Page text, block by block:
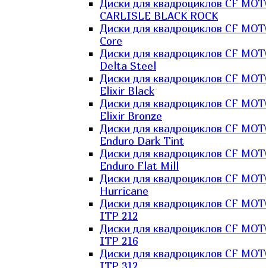
Диски для квадроциклов CF
CARLISLE BLACK ROCK
Диски для квадроциклов CF
Core
Диски для квадроциклов CF
Delta Steel
Диски для квадроциклов CF
Elixir Black
Диски для квадроциклов CF
Elixir Bronze
Диски для квадроциклов CF
Enduro Dark Tint
Диски для квадроциклов CF
Enduro Flat Mill
Диски для квадроциклов CF
Hurricane
Диски для квадроциклов CF
ITP 212
Диски для квадроциклов CF
ITP 216
Диски для квадроциклов CF